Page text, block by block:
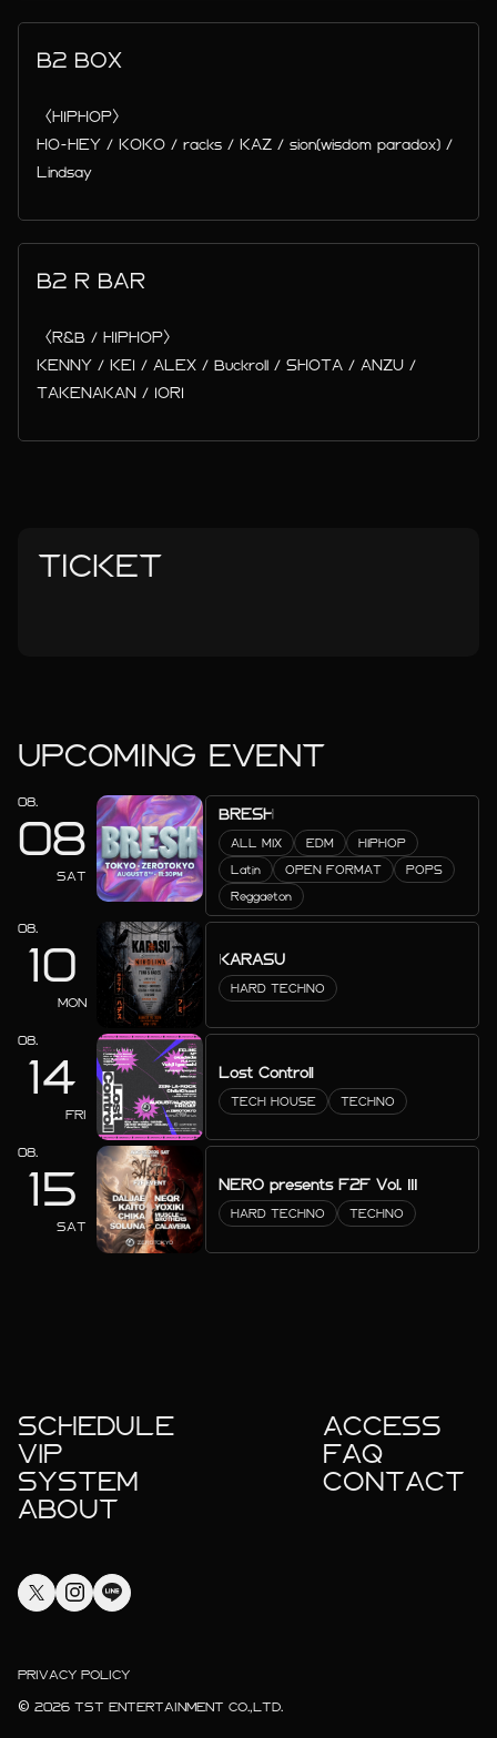
B2 BOX
〈HIPHOP〉
HO-HEY / KOKO / racks / KAZ / sion(wisdom paradox) /
Lindsay
B2 R BAR
〈R&B / HIPHOP〉
KENNY / KEI / ALEX / Buckroll / SHOTA / ANZU /
TAKENAKAN / IORI
TICKET
UPCOMING EVENT
08.
08
SAT
BRESH
ALL MIX EDM HIPHOP
Latin OPEN FORMAT POPS
Reggaeton
08.
10
MON
KARASU
HARD TECHNO
08.
14
FRI
Lost Controll
TECH HOUSE TECHNO
08.
15
SAT
NERO presents F2F Vol. III
HARD TECHNO TECHNO
SCHEDULE
ACCESS
VIP
FAQ
SYSTEM
CONTACT
ABOUT
PRIVACY POLICY
© 2026 TST ENTERTAINMENT CO.,LTD.